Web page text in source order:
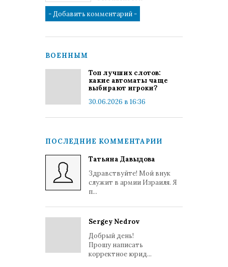
ВОЕННЫМ
Топ лучших слотов:
какие автоматы чаще
выбирают игроки?
30.06.2026 в 16:36
ПОСЛЕДНИЕ КОММЕНТАРИИ
Татьяна Давыдова
Здравствуйте! Мой внук
служит в армии Израиля. Я
п...
Sergey Nedrov
Добрый день!
Прошу написать
корректное юрид...